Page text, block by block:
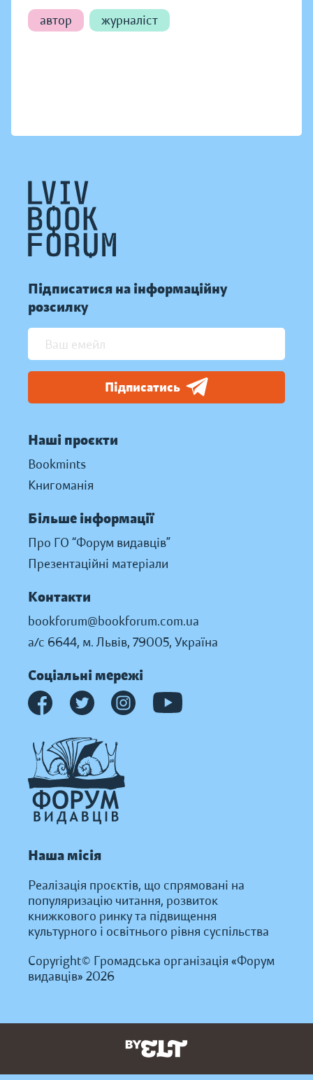
автор журналіст
Підписатися на інформаційну
розсилку
Підписатись
Наші проєкти
Bookmints
Книгоманія
Більше інформації
Про ГО “Форум видавців”
Презентаційні матеріали
Контакти
bookforum@bookforum.com.ua
а/с 6644, м. Львів, 79005, Україна
Соціальні мережі
Наша місія
Реалізація проєктів, що спрямовані на
популяризацію читання, розвиток
книжкового ринку та підвищення
культурного і освітнього рівня суспільства
Copyright© Громадська організація «Форум
видавців» 2026